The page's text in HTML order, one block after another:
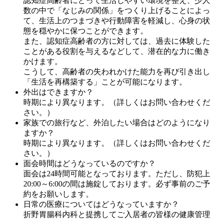
数の中で「なじみの関係」をつくり上げることによっ
て、生活上のつまづきや行動障害を軽減し、心身の状
態を穏やかに保つことができます。
また、認知症高齢者の方に対しては、過去に体験した
ことがある役割を与えるなどして、潜在的な力に働き
かけます。
こうして、高齢者の失われかけた能力を再び引き出し
「生活を再構築する」ことが可能になります。
外出はできますか？
時期により異なります。（詳しくはお問い合わせくだ
さい。）
家族での旅行など、外泊したい場合はどのようになり
ますか？
時期により異なります。（詳しくはお問い合わせくだ
さい。）
面会時間はどうなっているのですか？
面会は24時間可能となっております。ただし、防犯上
20:00～6:00の間は施錠しております。必ず事前のご予
約をお願いします。
日常の医療についてはどうなっていますか？
折野胃腸科内科と提携してご入居者の皆様の健康管理